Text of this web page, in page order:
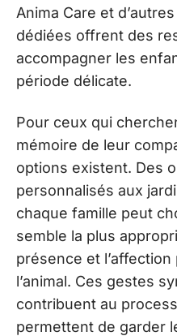
Anima Care et
dédiées offrent des
accompagner les
période délicate.
Pour ceux qui
mémoire de leur
options existent. Des
personnalisés aux
chaque famille peut
semble la plus
présence et
l’animal. Ces gestes
contribuent au
permettent de garder